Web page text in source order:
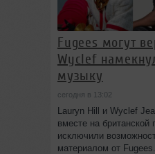
Fugees могут
Wyclef
музыку
сегодня в 13:02
Lauryn Hill и Wyclef
вместе на
исключили
материалом от